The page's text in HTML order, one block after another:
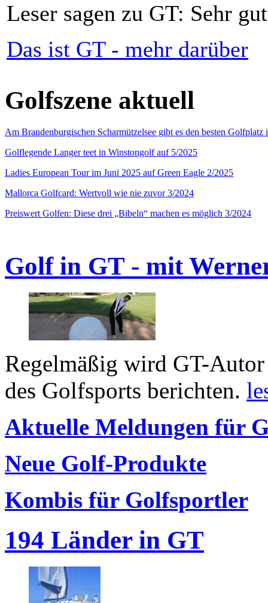
Leser sagen zu GT: Sehr
Das ist GT - mehr darüber
Golfszene aktuell
Am Brandenburgischen Scharmützelsee gibt es den besten
Golflegende Langer teet in Winstongolf auf 5/2025
Ladies European Tour im Juni 2025 auf Green Eagle 2/2025
Mallorca Golfcard: Wertvoll wie nie zuvor 3/2024
Preiswert Golfen: Diese drei „Bibeln“ machen es möglich 3/2024
Golf in GT - mit
Regelmäßig wird GT-
des Golfsports berichten.
Aktuelle Meldungen für
Neue Golf-Produkte
Kombis für Golfsportler
194 Länder in GT